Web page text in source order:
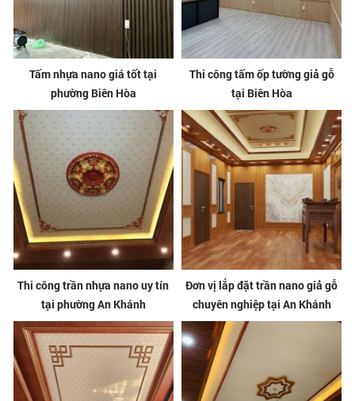
Tấm nhựa nano giá tốt tại
phường Biên Hòa
Thi công tấm ốp tường giả gỗ
tại Biên Hòa
Thi công trần nhựa nano uy tín
tại phường An Khánh
Đơn vị lắp đặt trần nano giả gỗ
chuyên nghiệp tại An Khánh